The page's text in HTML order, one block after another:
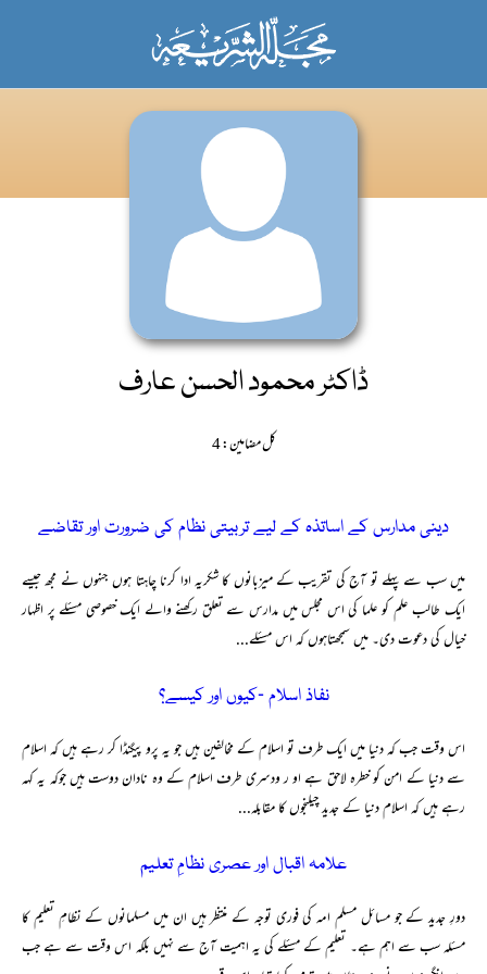
ڈاکٹر محمود الحسن عارف
کل مضامین: 4
دینی مدارس کے اساتذہ کے لیے تربیتی نظام کی ضرورت اور تقاضے
میں سب سے پہلے تو آج کی تقریب کے میزبانوں کا شکریہ ادا کرنا چاہتا ہوں جنہوں نے مجھ جیسے
ایک طالب علم کو علما کی اس مجلس میں مدارس سے تعلق رکھنے والے ایک خصوصی مسئلے پر اظہار
خیال کی دعوت دی۔ میں سمجھتاہوں کہ اس مسئلے...
نفاذ اسلام ۔کیوں اور کیسے؟
اس وقت جب کہ دنیا میں ایک طرف تو اسلام کے مخالفین ہیں جو یہ پرو پیگنڈا کر رہے ہیں کہ اسلام
سے دنیا کے امن کو خطرہ لاحق ہے او ر ودسری طرف اسلام کے وہ نادان دوست ہیں جوکہ یہ کہہ
رہے ہیں کہ اسلام دنیا کے جدید چیلنجوں کا مقابلہ...
علامہ اقبال اور عصری نظامِ تعلیم
دورِ جدید کے جو مسائل مسلم امہ کی فوری توجہ کے منتظر ہیں ان میں مسلمانوں کے نظامِ تعلیم کا
مسئلہ سب سے اہم ہے۔ تعلیم کے مسئلے کی یہ اہمیت آج سے نہیں بلکہ اس وقت سے ہے جب